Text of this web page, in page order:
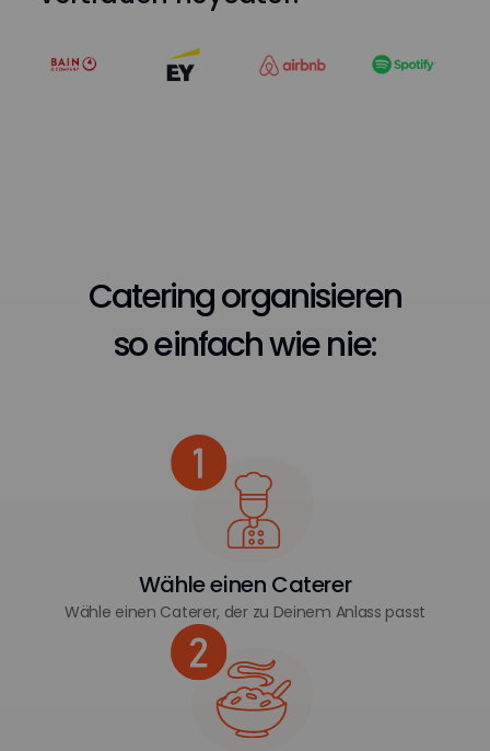
Catering organisieren
so einfach wie nie:
Wähle einen Caterer
Wähle einen Caterer, der zu Deinem Anlass passt